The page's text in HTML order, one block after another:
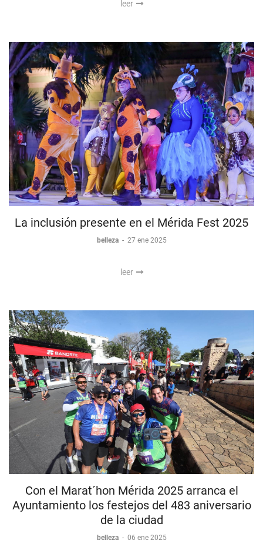
leer
La inclusión presente en el Mérida Fest 2025
belleza - 27 ene 2025
leer
Con el Marat´hon Mérida 2025 arranca el
Ayuntamiento los festejos del 483 aniversario
de la ciudad
belleza - 06 ene 2025